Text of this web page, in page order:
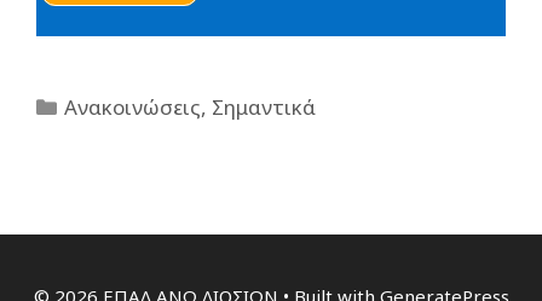
Ανακοινώσεις, Σημαντικά
© 2026 ΕΠΑΛ ΑΝΩ ΛΙΟΣΙΩΝ • Built with GeneratePress